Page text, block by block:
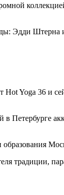
Эдди
Yoga 36 и
Петербурге
образования
традиции,